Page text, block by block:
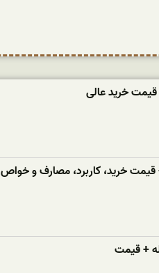
قیمت خرید عالی
قیمت خرید، کاربرد، مصارف و خواص
+ قیمت